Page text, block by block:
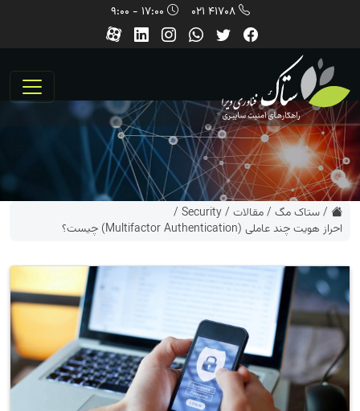
41708 021
/ستاک مگ /مقالات /
Security
/
احراز هویت چند عاملی (Multifactor Authentication) چیست؟